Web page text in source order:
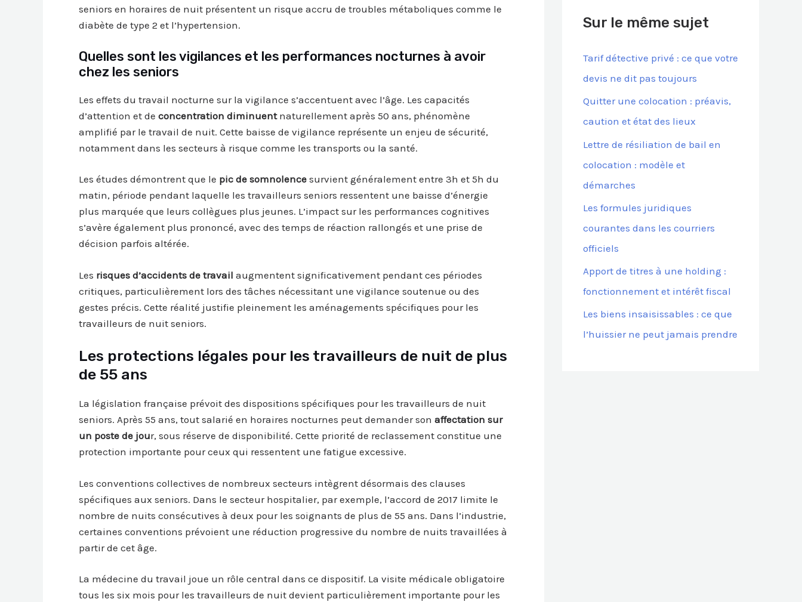
seniors en horaires de nuit présentent un risque accru de troubles métaboliques comme le
diabète de type 2 et l’hypertension.
Quelles sont les vigilances et les performances nocturnes à avoir
chez les seniors
Les effets du travail nocturne sur la vigilance s’accentuent avec l’âge. Les capacités
d’attention et de concentration diminuentnaturellement après 50 ans, phénomène
amplifié par le travail de nuit. Cette baisse de vigilance représente un enjeu de sécurité,
notamment dans les secteurs à risque comme les transports ou la santé.
Les études démontrent que le pic de somnolence survient généralement entre 3h et 5h du
matin, période pendant laquelle les travailleurs seniors ressentent une baisse d’énergie
plus marquée que leurs collègues plus jeunes. L’impact sur les performances cognitives
s’avère également plus prononcé, avec des temps de réaction rallongés et une prise de
décision parfois altérée.
Les risques d’accidents de travail augmentent significativement pendant ces périodes
critiques, particulièrement lors des tâches nécessitant une vigilance soutenue ou des
gestes précis. Cette réalité justifie pleinement les aménagements spécifiques pour les
travailleurs de nuit seniors.
Les protections légales pour les travailleurs de nuit de plus
de 55 ans
La législation française prévoit des dispositions spécifiques pour les travailleurs de nuit
seniors. Après 55 ans, tout salarié en horaires nocturnes peut demander son affectation sur
un poste de jour, sous réserve de disponibilité. Cette priorité de reclassement constitue une
protection importante pour ceux qui ressentent une fatigue excessive.
Les conventions collectives de nombreux secteurs intègrent désormais des clauses
spécifiques aux seniors. Dans le secteur hospitalier, par exemple, l’accord de 2017 limite le
nombre de nuits consécutives à deux pour les soignants de plus de 55 ans. Dans l’industrie,
certaines conventions prévoient une réduction progressive du nombre de nuits travaillées à
partir de cet âge.
La médecine du travail joue un rôle central dans ce dispositif. La visite médicale obligatoire
tous les six mois pour les travailleurs de nuit devient particulièrement importante pour les
r
r
:
Sur le même sujet
Tarif détective privé : ce que votre
devis ne dit pas toujours
Quitter une colocation : préavis,
caution et état des lieux
Lettre de résiliation de bail en
colocation : modèle et
démarches
Les formules juridiques
courantes dans les courriers
officiels
Apport de titres à une holding :
fonctionnement et intérêt fiscal
Les biens insaisissables : ce que
l’huissier ne peut jamais prendre